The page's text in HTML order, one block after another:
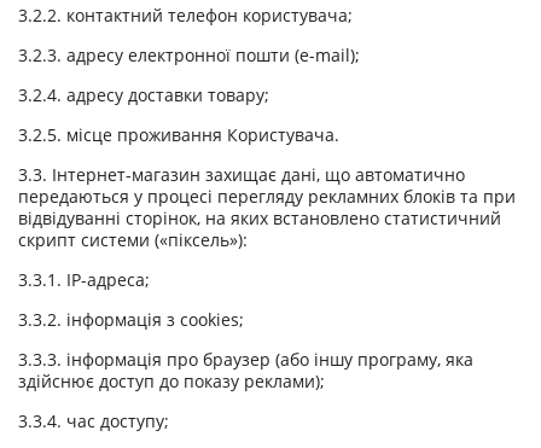
3.2.2. контактний телефон користувача;
3.2.3. адресу електронної пошти (e-mail);
3.2.4. адресу доставки товару;
3.2.5. місце проживання Користувача.
3.3. Інтернет-магазин захищає дані, що автоматично
передаються у процесі перегляду рекламних блоків та при
відвідуванні сторінок, на яких встановлено статистичний
скрипт системи («піксель»):
3.3.1. IP-адреса;
3.3.2. інформація з cookies;
3.3.3. інформація про браузер (або іншу програму, яка
здійснює доступ до показу реклами);
3.3.4. час доступу;